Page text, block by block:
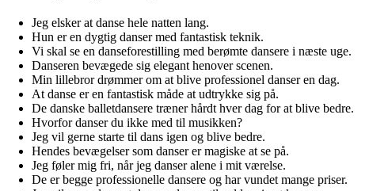
Jeg elsker at danse hele natten lang.
Hun er en dygtig danser med fantastisk teknik.
Vi skal se en danseforestilling med berømte dansere i næste uge.
Danseren bevægede sig elegant henover scenen.
Min lillebror drømmer om at blive professionel danser en dag.
At danse er en fantastisk måde at udtrykke sig på.
De danske balletdansere træner hårdt hver dag for at blive bedre.
Hvorfor danser du ikke med til musikken?
Jeg vil gerne starte til dans igen og blive bedre.
Hendes bevægelser som danser er magiske at se på.
Jeg føler mig fri, når jeg danser alene i mit værelse.
De er begge professionelle dansere og har vundet mange priser.